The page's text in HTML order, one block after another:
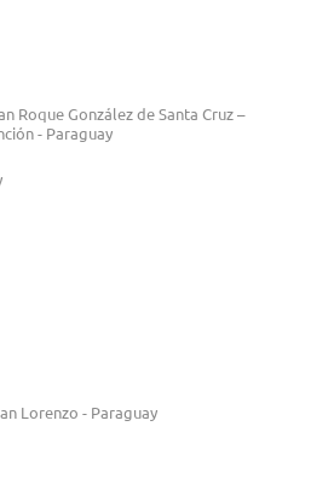
Roque González de Santa Cruz –
- Paraguay
Lorenzo - Paraguay